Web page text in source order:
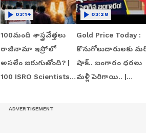
100మంది శాస్త్రవేత్తలు
రాజీనామా ఇస్రోలో
అసలేం జరుగుతోంది? |
100 ISRO Scientists
03:14
Gold Price Today :
కొనుగోలుదారులకు
షాక్.. బంగారం ధరలు
మళ్లీ పెరిగాయి.. |
03:28